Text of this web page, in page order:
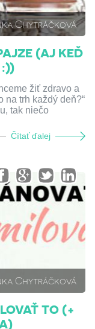
Chytráčková
(AJ KEĎ
:))
žiť zdravo a
na trh každý deň?“
tak niečo
Čítať ďalej
Chytráčková
TO (+